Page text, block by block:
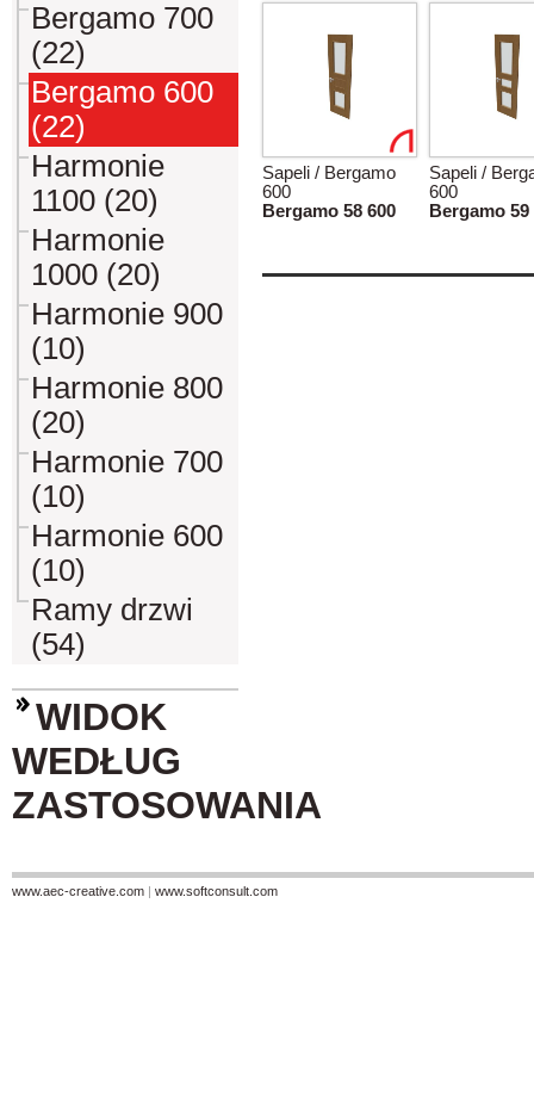
Bergamo 700
(22)
Bergamo 600
(22)
Harmonie
1100 (20)
Harmonie
1000 (20)
Harmonie 900
(10)
Harmonie 800
(20)
Harmonie 700
(10)
Harmonie 600
(10)
Ramy drzwi
(54)
WIDOK
WEDŁUG
ZASTOSOWANIA
Sapeli / Bergamo
600
Bergamo 58 600
Sapeli /
600
Bergamo 59
www.aec-creative.com | www.softconsult.com